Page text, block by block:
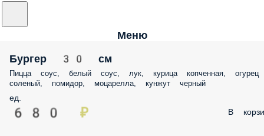
Меню
Бургер 30 см
Пицца соус, белый соус, лук, курица копченная, огурец
соленый, помидор, моцарелла, кунжут черный
ед.
680 ₽ В